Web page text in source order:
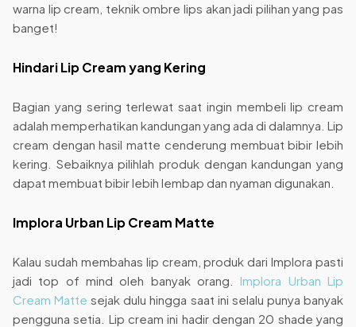
warna lip cream, teknik ombre lips akan jadi pilihan yang pas
banget!
Hindari Lip Cream yang Kering
Bagian yang sering terlewat saat ingin membeli lip cream
adalah memperhatikan kandungan yang ada di dalamnya. Lip
cream dengan hasil matte cenderung membuat bibir lebih
kering. Sebaiknya pilihlah produk dengan kandungan yang
dapat membuat bibir lebih lembap dan nyaman digunakan.
Implora Urban Lip Cream Matte
Kalau sudah membahas lip cream, produk dari Implora pasti
jadi top of mind oleh banyak orang.Implora Urban Lip
Cream Matte sejak dulu hingga saat ini selalu punya banyak
pengguna setia. Lip cream ini hadir dengan 20 shade yang